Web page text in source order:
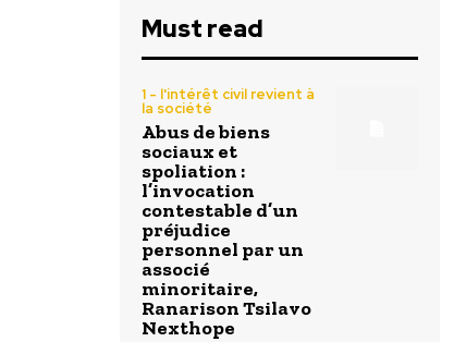
Must read
1 - l'intérêt civil revient à
la société
Abus de biens
sociaux et
spoliation :
l’invocation
contestable d’un
préjudice
personnel par un
associé
minoritaire,
Ranarison Tsilavo
Nexthope